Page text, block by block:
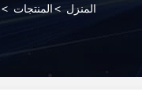
المنزل >المنتجات >